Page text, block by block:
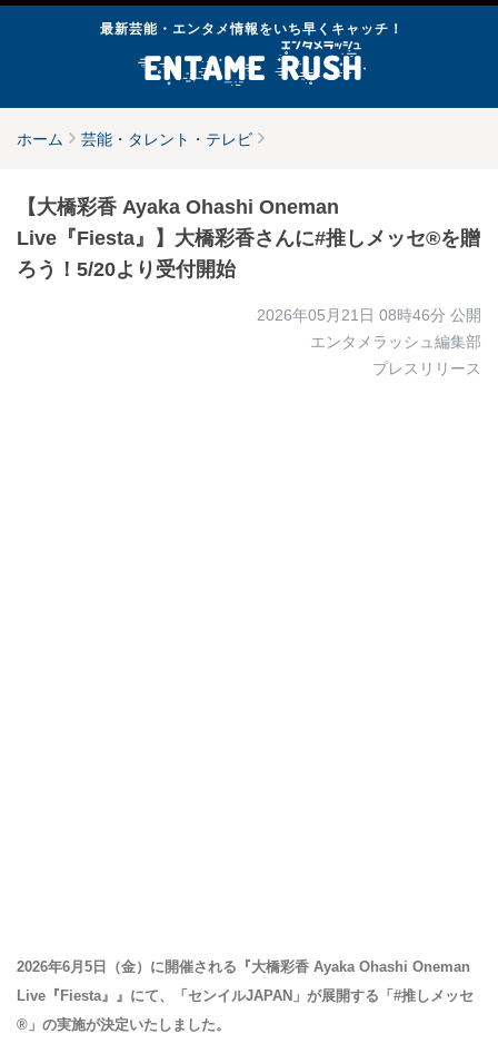
最新芸能・エンタメ情報をいち早くキャッチ！
ホーム 芸能・タレント・テレビ
【大橋彩香 Ayaka Ohashi Oneman
Live『Fiesta』】大橋彩香さんに#推しメッセ®︎を贈
ろう！5/20より受付開始
2026年05月21日 08時46分 公開
エンタメラッシュ編集部
プレスリリース
2026年6月5日（金）に開催される『大橋彩香 Ayaka Ohashi Oneman
Live『Fiesta』』にて、「センイルJAPAN」が展開する「#推しメッセ
®」の実施が決定いたしました。